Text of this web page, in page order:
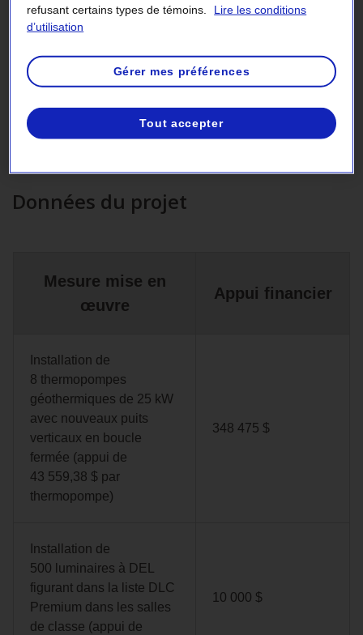
total
362 975 $
Données du projet
Mesure mise en
œuvre
Appui financier
Installation de
8 thermopompes
géothermiques de 25 kW
avec nouveaux puits
verticaux en boucle
fermée (appui de
43 559,38 $ par
thermopompe)
348 475 $
Installation de
500 luminaires à DEL
figurant dans la liste DLC
Premium dans les salles
de classe (appui de
10 000 $
refusant certains types de témoins.
Lire les conditions
d’utilisation
Gérer mes préférences
Tout accepter